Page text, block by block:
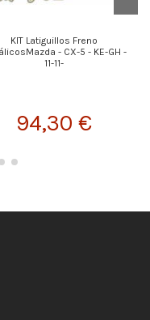
KIT Latiguillos Freno
- CX-5 - KE-GH -
11-11-
94,30 €